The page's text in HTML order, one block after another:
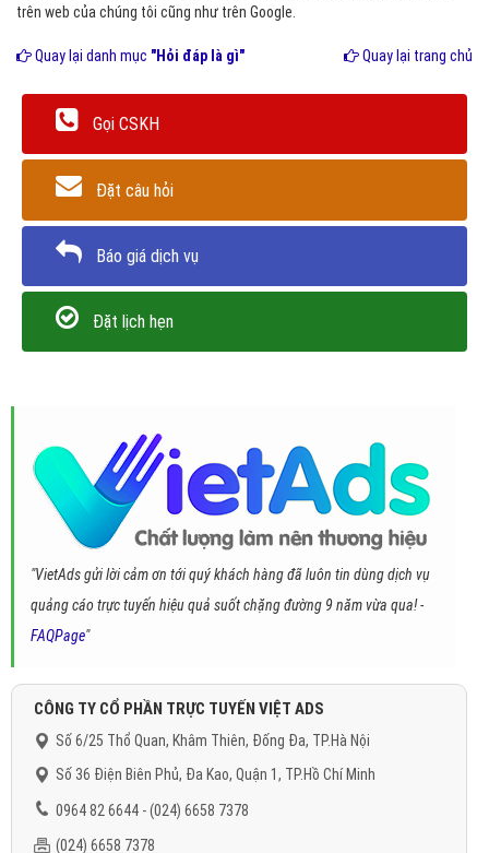
trên web của chúng tôi cũng như trên Google.
Quay lại danh mục "Hỏi đáp là gì" Quay lại trang chủ
Gọi CSKH
Đặt câu hỏi
Báo giá dịch vụ
Đặt lịch hẹn
"VietAds gửi lời cảm ơn tới quý khách hàng đã luôn tin dùng dịch vụ
quảng cáo trực tuyến hiệu quả suốt chặng đường 9 năm vừa qua! -
FAQPage"
CÔNG TY CỔ PHẦN TRỰC TUYẾN VIỆT ADS
Số 6/25 Thổ Quan, Khâm Thiên, Đống Đa, TP.Hà Nội
Số 36 Điện Biên Phủ, Đa Kao, Quận 1, TP.Hồ Chí Minh
0964 82 6644 - (024) 6658 7378
(024) 6658 7378